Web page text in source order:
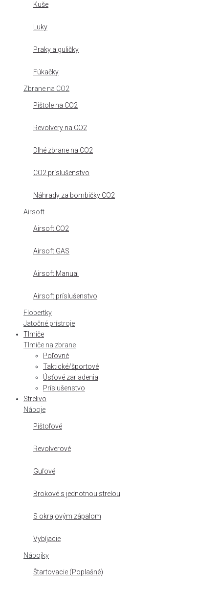
Kuše
Luky
Praky a guličky
Fúkačky
Zbrane na CO2
Pištole na CO2
Revolvery na CO2
Dlhé zbrane na CO2
CO2 príslušenstvo
Náhrady za bombičky CO2
Airsoft
Airsoft CO2
Airsoft GAS
Airsoft Manual
Airsoft príslušenstvo
Flobertky
Jatočné prístroje
Tlmiče
Tlmiče na zbrane
Poľovné
Taktické/športové
Úsťové zariadenia
Príslušenstvo
Strelivo
Náboje
Pištoľové
Revolverové
Guľové
Brokové s jednotnou strelou
S okrajovým zápalom
Vybíjacie
Nábojky
Štartovacie (Poplašné)